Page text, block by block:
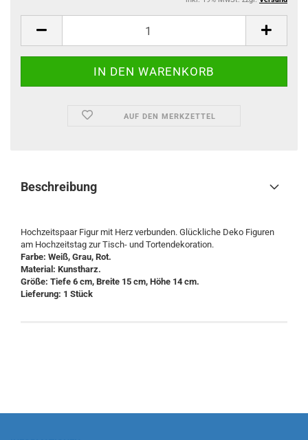
AUF DEN MERKZETTEL
Beschreibung
Hochzeitspaar Figur mit Herz verbunden. Glückliche Deko Figuren
am Hochzeitstag zur Tisch- und Tortendekoration.
Farbe: Weiß, Grau, Rot.
Material: Kunstharz.
Größe: Tiefe 6 cm, Breite 15 cm, Höhe 14 cm.
Lieferung: 1 Stück